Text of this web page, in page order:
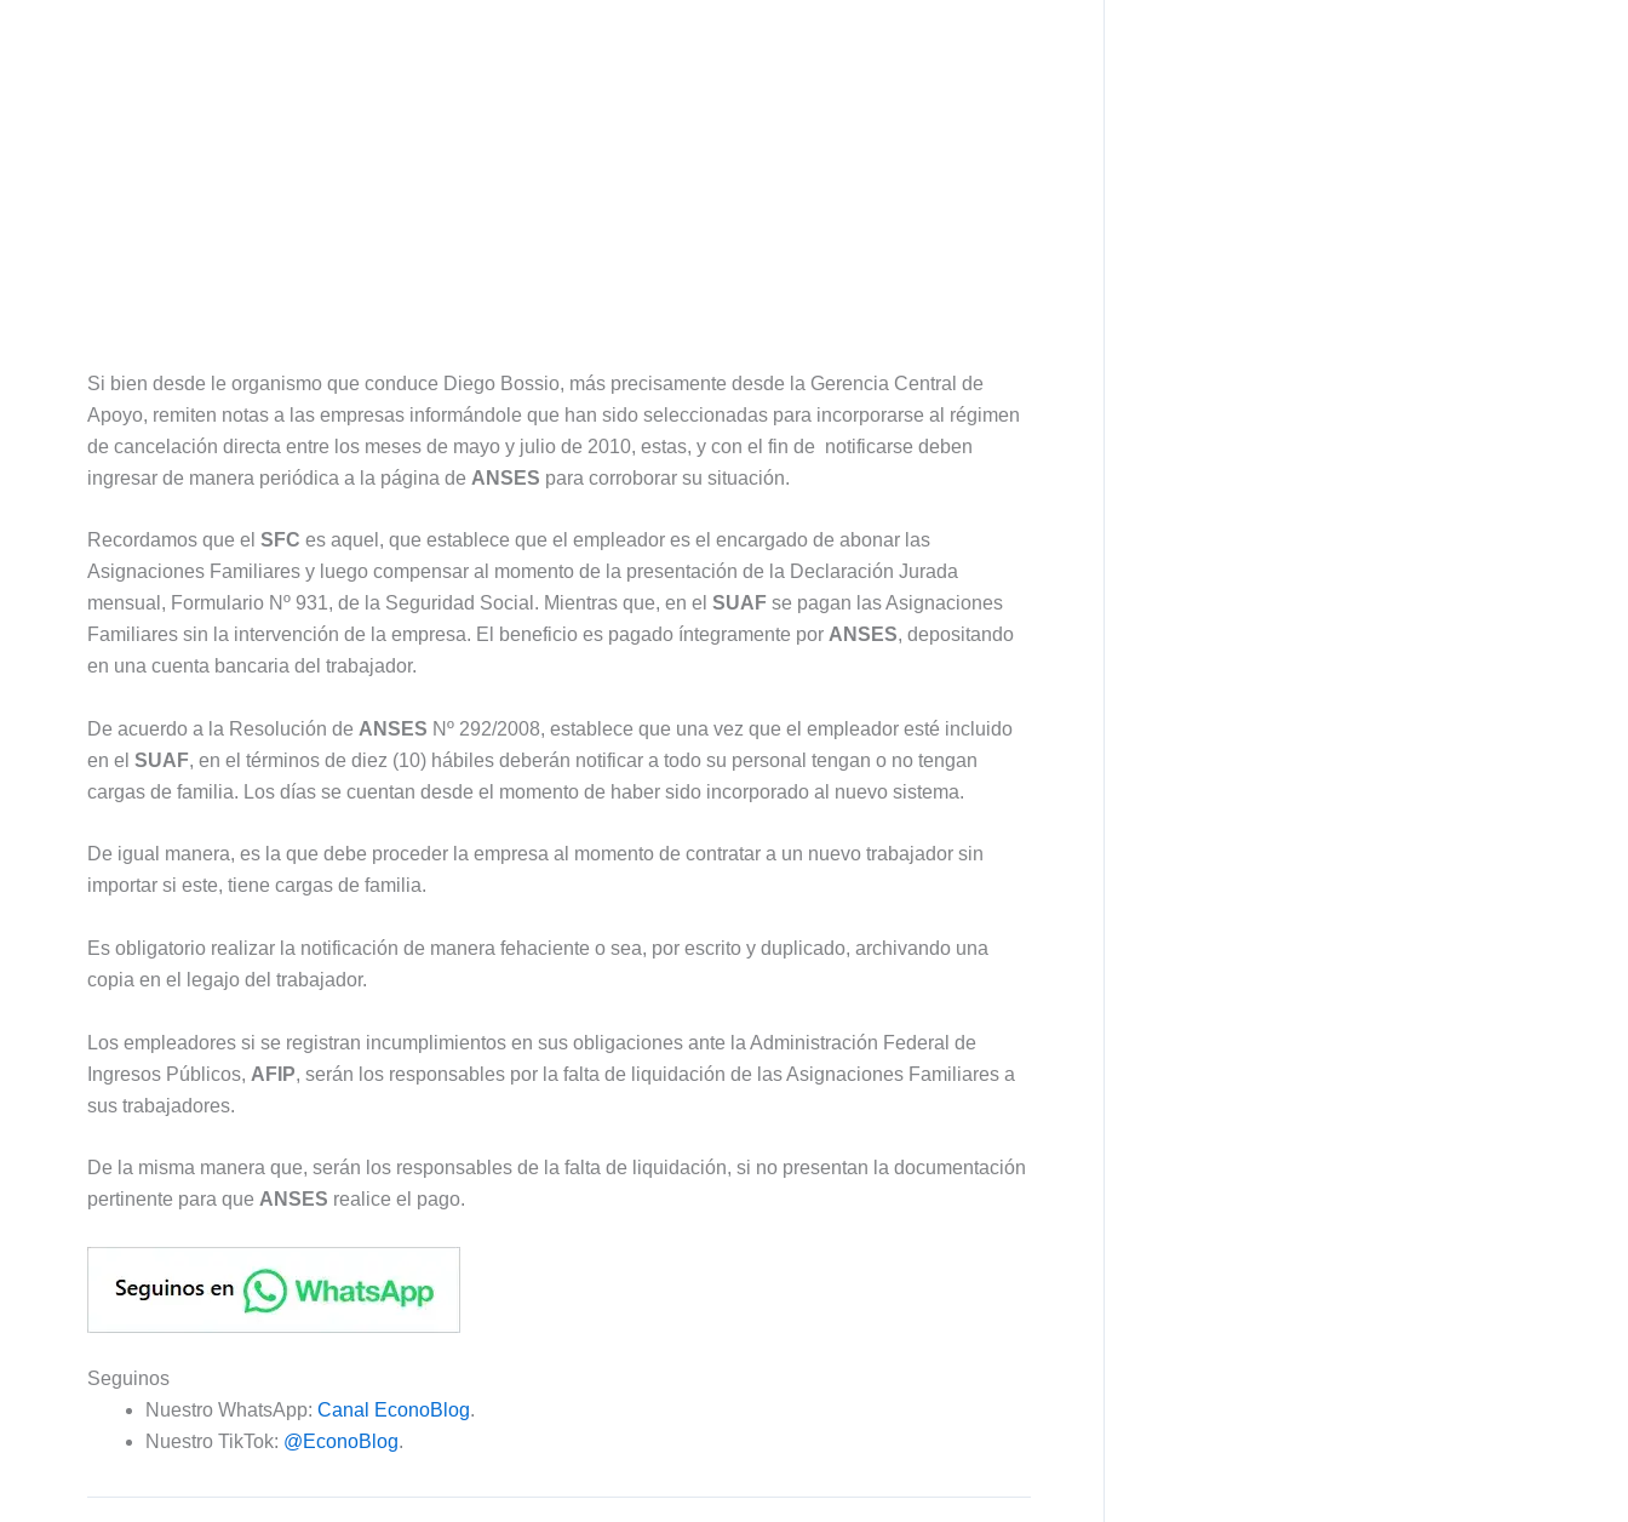
Si bien desde le organismo que conduce Diego Bossio, más precisamente desde la Gerencia Central de
Apoyo, remiten notas a las empresas informándole que han sido seleccionadas para incorporarse al régimen
de cancelación directa entre los meses de mayo y julio de 2010, estas, y con el fin de notificarse deben
ingresar de manera periódica a la página de ANSES para corroborar su situación.
Recordamos que el SFC es aquel, que establece que el empleador es el encargado de abonar las
Asignaciones Familiares y luego compensar al momento de la presentación de la Declaración Jurada
mensual, Formulario Nº 931, de la Seguridad Social. Mientras que, en el SUAF se pagan las Asignaciones
Familiares sin la intervención de la empresa. El beneficio es pagado íntegramente por ANSES, depositando
en una cuenta bancaria del trabajador.
De acuerdo a la Resolución de ANSES Nº 292/2008, establece que una vez que el empleador esté incluido
en el SUAF, en el términos de diez (10) hábiles deberán notificar a todo su personal tengan o no tengan
cargas de familia. Los días se cuentan desde el momento de haber sido incorporado al nuevo sistema.
De igual manera, es la que debe proceder la empresa al momento de contratar a un nuevo trabajador sin
importar si este, tiene cargas de familia.
Es obligatorio realizar la notificación de manera fehaciente o sea, por escrito y duplicado, archivando una
copia en el legajo del trabajador.
Los empleadores si se registran incumplimientos en sus obligaciones ante la Administración Federal de
Ingresos Públicos, AFIP, serán los responsables por la falta de liquidación de las Asignaciones Familiares a
sus trabajadores.
De la misma manera que, serán los responsables de la falta de liquidación, si no presentan la documentación
pertinente para que ANSES realice el pago.
Seguinos
Nuestro WhatsApp: Canal EconoBlog.
Nuestro TikTok: @EconoBlog.